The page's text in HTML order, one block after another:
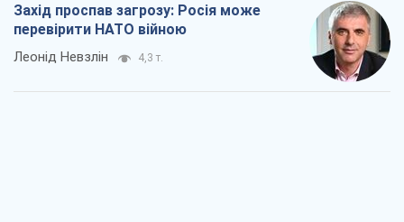
Захід проспав загрозу: Росія може
перевірити НАТО війною
Леонід Невзлін 4,3 т.